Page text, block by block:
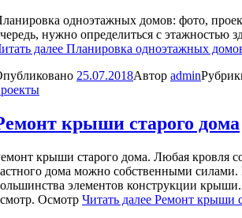
одноэтажных домов: фото,
нужно определиться с этажностью
далее Планировка одноэтажных
25.07.2018Автор admin
крыши старого дома
крыши старого дома. Любая кровля
дома можно собственными силами.
элементов конструкции
Осмотр Читать далее Ремонт крыши